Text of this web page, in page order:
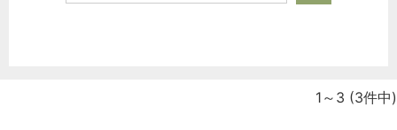
1～3 (3件中)